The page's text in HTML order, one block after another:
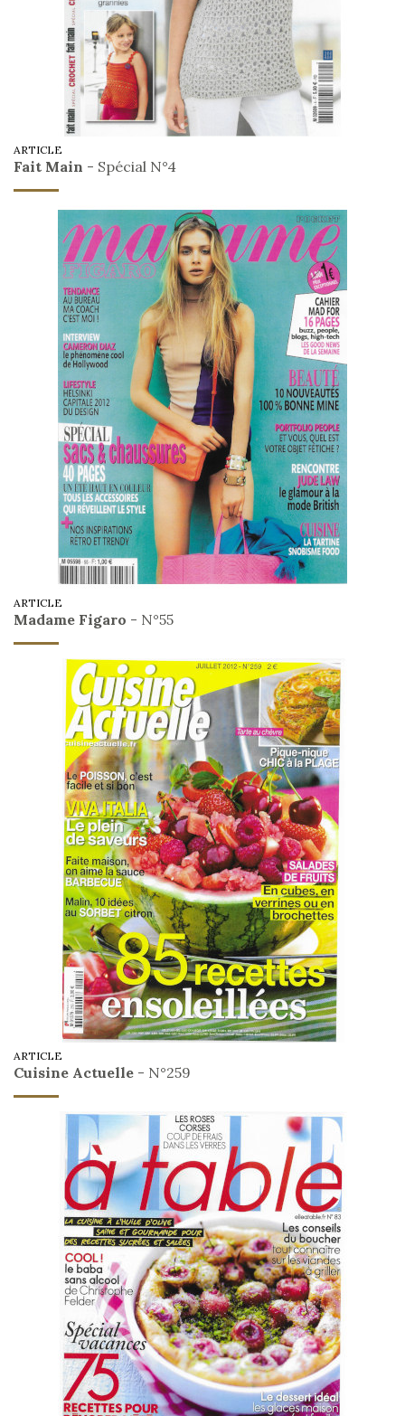
ARTICLE
Fait Main - Spécial N°4
ARTICLE
Madame Figaro - N°55
ARTICLE
Cuisine Actuelle - N°259